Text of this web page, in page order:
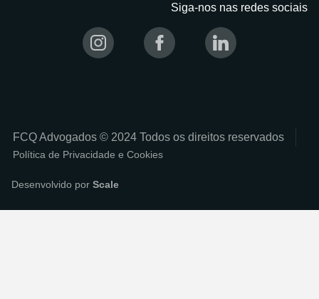
Siga-nos nas redes sociais
FCQ Advogados © 2024 Todos os direitos reservados
Política de Privacidade e Cookies
Desenvolvido por Scale